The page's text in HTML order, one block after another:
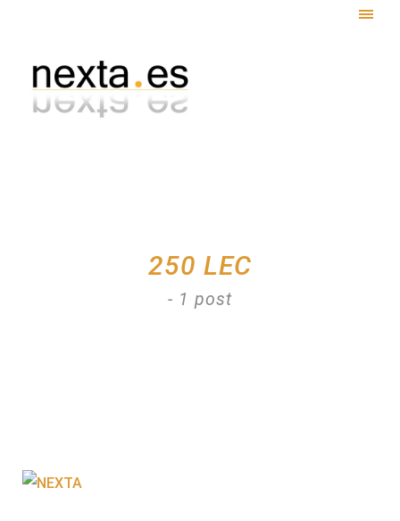
250 LEC
- 1 post